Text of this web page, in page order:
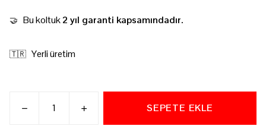
🤝 Bu koltuk2 yıl garanti kapsamındadır.
🇹🇷 Yerli üretim
SEPETE EKLE